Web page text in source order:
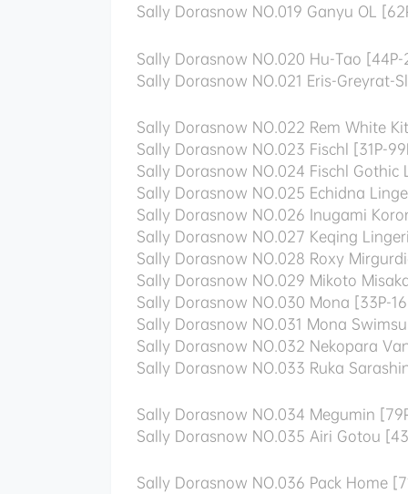
Sally Dorasnow NO.019 Ganyu OL
Sally Dorasnow NO.020 Hu-Tao
Sally Dorasnow NO.021 Eris-Greyrat-
Sally Dorasnow NO.022 Rem White
Sally Dorasnow NO.023 Fischl [31P-
Sally Dorasnow NO.024 Fischl Gothic
Sally Dorasnow NO.025 Echidna
Sally Dorasnow NO.026 Inugami
Sally Dorasnow NO.027 Keqing
Sally Dorasnow NO.028 Roxy
Sally Dorasnow NO.029 Mikoto
Sally Dorasnow NO.030 Mona [33P-
Sally Dorasnow NO.031 Mona
Sally Dorasnow NO.032 Nekopara
Sally Dorasnow NO.033 Ruka
Sally Dorasnow NO.034 Megumin
Sally Dorasnow NO.035 Airi Gotou
Sally Dorasnow NO.036 Pack Home